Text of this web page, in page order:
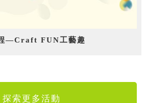
—Craft FUN工藝趣
探索更多活動